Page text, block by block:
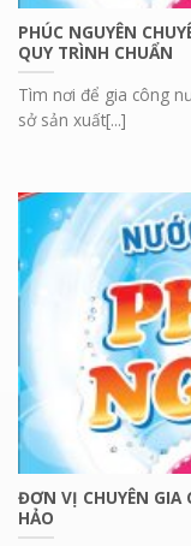
PHÚC NGUYÊN
QUY TRÌNH CHUẨN
Tìm nơi để gia công
sở sản xuất[...]
ĐƠN VỊ CHUYÊN GIA
HẢO